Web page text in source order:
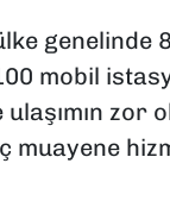
genelinde
mobil
zor
muayene